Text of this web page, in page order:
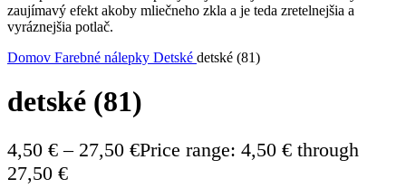
zaujímavý efekt akoby mliečneho zkla a je teda zretelnejšia a
vyráznejšia potlač.
Domov Farebné nálepky Detské detské (81)
detské (81)
4,50 € – 27,50 €Price range: 4,50 € through
27,50 €